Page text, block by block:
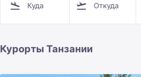
Куда Откуда
Курорты Танзании